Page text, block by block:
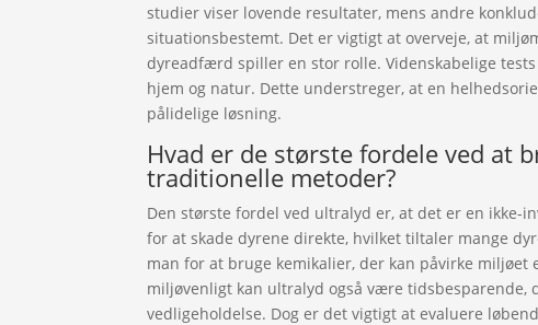
studier viser lovende resultater, mens andre
situationsbestemt. Det er vigtigt at overveje, at
dyreadfærd spiller en stor rolle. Videnskabelige
hjem og natur. Dette understreger, at en
pålidelige løsning.
Hvad er de største fordele ved at
traditionelle metoder?
Den største fordel ved ultralyd er, at det er en ikke-
for at skade dyrene direkte, hvilket tiltaler mange
man for at bruge kemikalier, der kan påvirke
miljøvenligt kan ultralyd også være tidsbesparende,
vedligeholdelse. Dog er det vigtigt at evaluere